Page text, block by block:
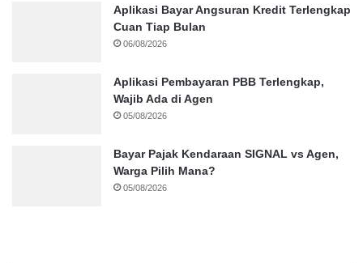
Aplikasi Bayar Angsuran Kredit Terlengkap
Cuan Tiap Bulan
06/08/2026
Aplikasi Pembayaran PBB Terlengkap,
Wajib Ada di Agen
05/08/2026
Bayar Pajak Kendaraan SIGNAL vs Agen,
Warga Pilih Mana?
05/08/2026